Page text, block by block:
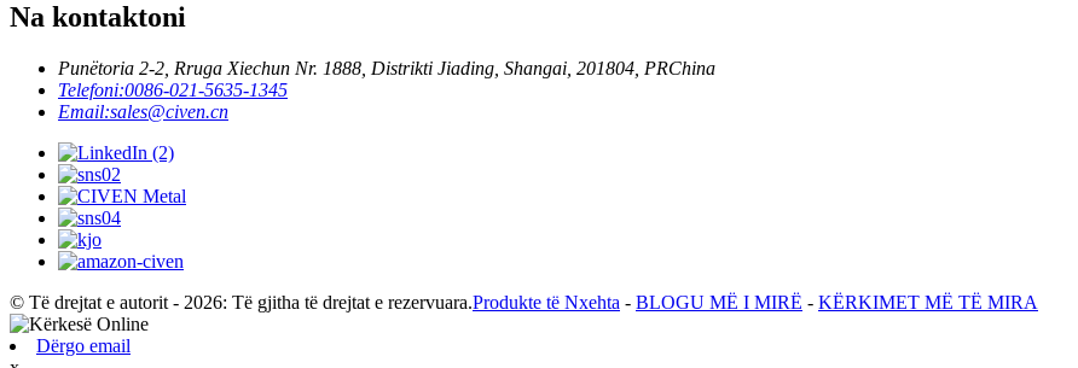
Na kontaktoni
Punëtoria 2-2, Rruga Xiechun Nr. 1888, Distrikti Jiading, Shangai, 201804, PRChina
Telefoni:0086-021-5635-1345
Email:sales@civen.cn
© Të drejtat e autorit - 2026: Të gjitha të drejtat e rezervuara.Produkte të Nxehta - BLOGU MË I MIRË - KËRKIMET MË TË MIRA
Dërgo email